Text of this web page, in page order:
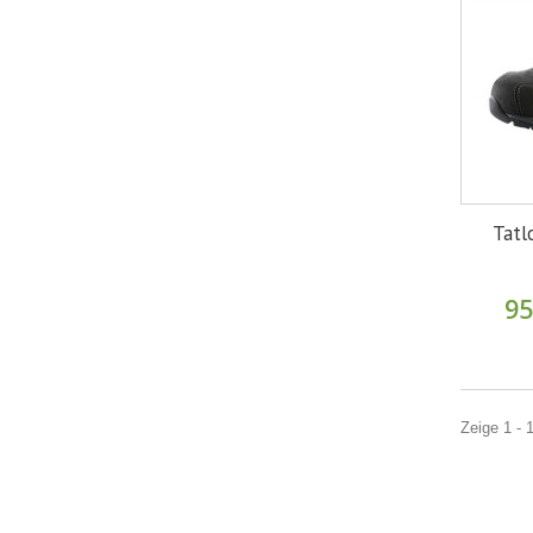
Zeige 1 -